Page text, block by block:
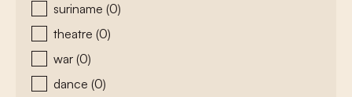
suriname (0)
theatre (0)
war (0)
dance (0)